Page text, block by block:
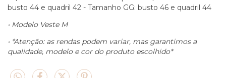
busto 44 e quadril 42 - Tamanho GG: busto 46 e quadril 44
• Modelo Veste M
• *Atenção: as rendas podem variar, mas garantimos a
qualidade, modelo e cor do produto escolhido*